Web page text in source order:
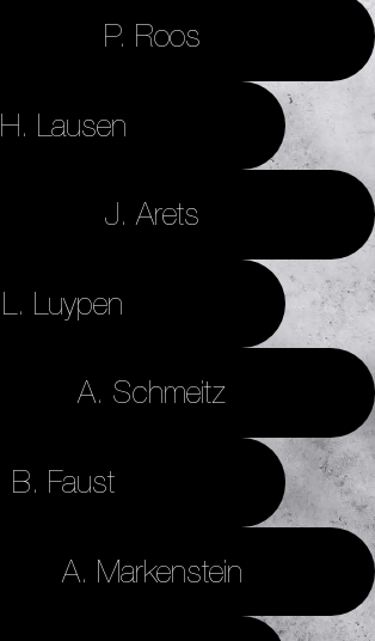
P. Roos
H. Lausen
J. Arets
L. Luypen
A. Schmeitz
B. Faust
A. Markenstein